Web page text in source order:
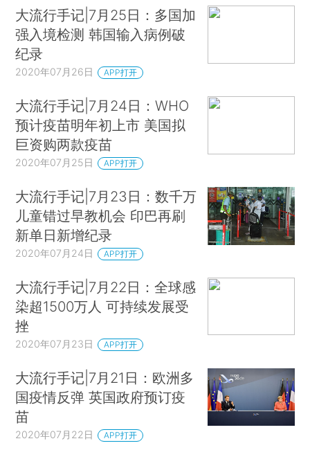
大流行手记|7月25日：多国加
强入境检测 韩国输入病例破
纪录
2020年07月26日 APP打开
大流行手记|7月24日：WHO
预计疫苗明年初上市 美国拟
巨资购两款疫苗
2020年07月25日 APP打开
大流行手记|7月23日：数千万
儿童错过早教机会 印巴再刷
新单日新增纪录
2020年07月24日 APP打开
大流行手记|7月22日：全球感
染超1500万人 可持续发展受
挫
2020年07月23日 APP打开
大流行手记|7月21日：欧洲多
国疫情反弹 英国政府预订疫
苗
2020年07月22日 APP打开